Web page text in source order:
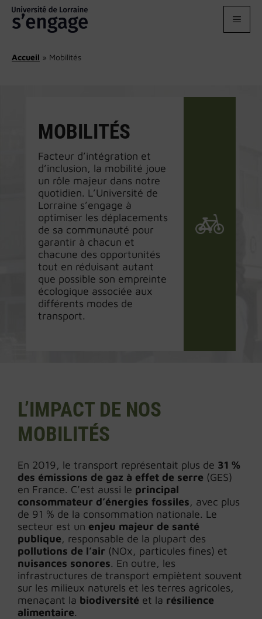
Aller
contenu
Accueil » Mobilités
MOBILITÉS
Facteur d’intégration et
d’inclusion, la mobilité joue
un rôle majeur dans notre
quotidien. L’Université de
Lorraine s’engage à
optimiser les déplacements
de sa communauté pour
garantir à chacun et
chacune des opportunités
tout en réduisant autant
que possible son empreinte
écologique associée aux
différents modes de
transport.
L’IMPACT DE NOS
MOBILITÉS
En 2019, le transport représentait plus de 31 %
des émissions de gaz à effet de serre (GES)
en France. C’est aussi le principal
consommateur d’énergies fossiles, avec plus
de 91 % de la consommation nationale. Le
secteur est un enjeu majeur de santé
publique, responsable de la plupart des
pollutions de l’air (NOx, particules fines) et
nuisances sonores. En outre, les
infrastructures de transport empiètent souvent
sur les milieux naturels et les terres agricoles,
menaçant la biodiversité et la résilience
alimentaire.